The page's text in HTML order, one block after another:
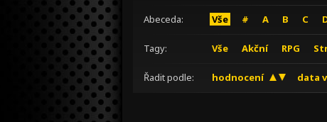
Abeceda: Vše # A B C
Tagy: Vše Akční RPG
Řadit podle: hodnocení data